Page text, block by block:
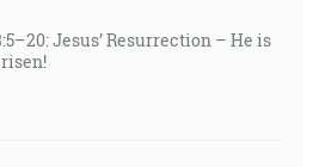
Jesus’ Resurrection – He is